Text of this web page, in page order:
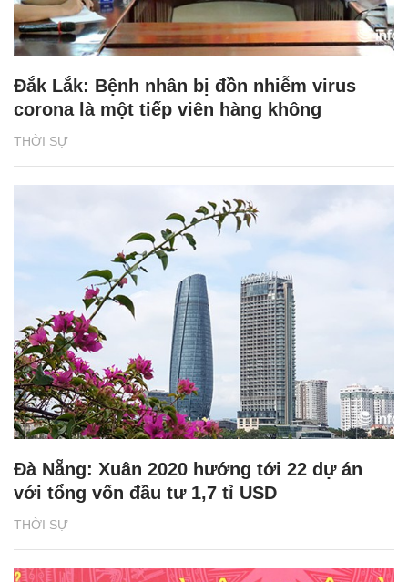
THỜI SỰ
Đắk Lắk: Bệnh nhân bị đồn nhiễm virus
corona là một tiếp viên hàng không
THỜI SỰ
Đà Nẵng: Xuân 2020 hướng tới 22 dự án
với tổng vốn đầu tư 1,7 tỉ USD